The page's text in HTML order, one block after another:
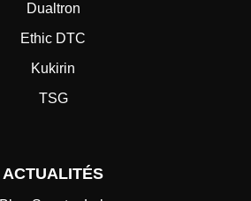
Dualtron
Ethic DTC
Kukirin
TSG
ACTUALITÉS